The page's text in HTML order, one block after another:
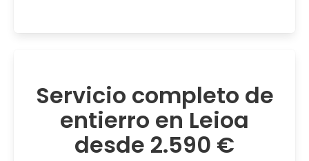
Servicio completo de
entierro en Leioa
desde 2.590 €